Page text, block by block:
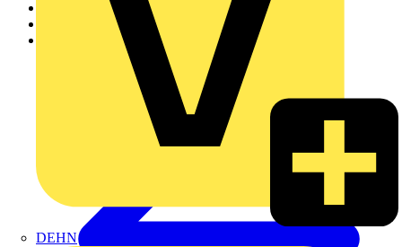
DEHN
Schneider Electric